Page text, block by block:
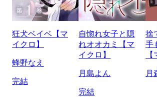
狂犬ベイベ【マ
イクロ】
蜂野なえ
完結
自惚れ女子と隠
れオオカミ【マ
イクロ】
月島よん
完結
捨
手
月